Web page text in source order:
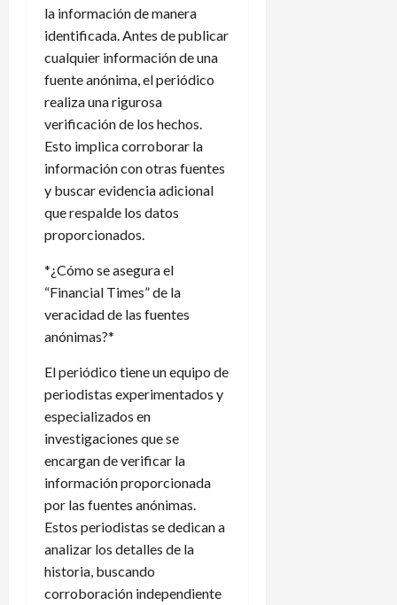
la información de manera
identificada. Antes de publicar
cualquier información de una
fuente anónima, el periódico
realiza una rigurosa
verificación de los hechos.
Esto implica corroborar la
información con otras fuentes
y buscar evidencia adicional
que respalde los datos
proporcionados.
*¿Cómo se asegura el
“Financial Times” de la
veracidad de las fuentes
anónimas?*
El periódico tiene un equipo de
periodistas experimentados y
especializados en
investigaciones que se
encargan de verificar la
información proporcionada
por las fuentes anónimas.
Estos periodistas se dedican a
analizar los detalles de la
historia, buscando
corroboración independiente